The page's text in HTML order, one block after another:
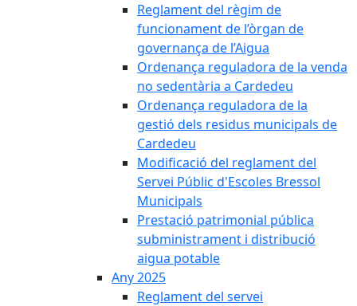
Reglament del règim de
funcionament de l’òrgan de
governança de l’Aigua
Ordenança reguladora de la venda
no sedentària a Cardedeu
Ordenança reguladora de la
gestió dels residus municipals de
Cardedeu
Modificació del reglament del
Servei Públic d'Escoles Bressol
Municipals
Prestació patrimonial pública
subministrament i distribució
aigua potable
Any 2025
Reglament del servei